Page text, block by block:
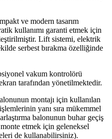
ve modern tasarım
kullanımı garanti etmek için
Lift sistemi, elektrik
serbest bırakma özelliğinde
vakum kontrolörü
tarafından yönetilmektedir.
montajı için kullanılan
yanı sıra mükemmel
balonunun buhar geçiş
etmek için geleneksel
de kullanabilirsiniz).